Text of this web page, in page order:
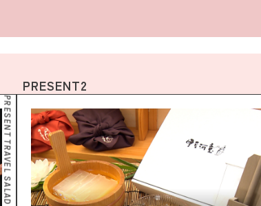
PRESENT TRAVEL SALAD
PRESENT2